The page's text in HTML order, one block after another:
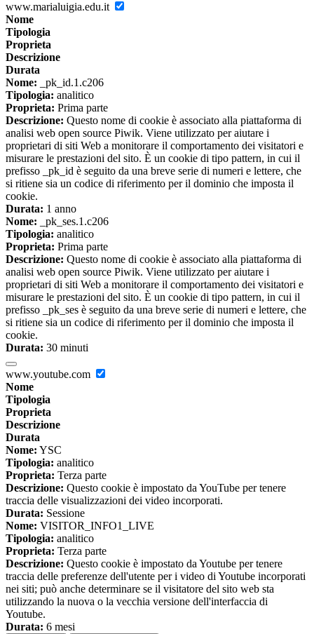
www.marialuigia.edu.it
Nome
Tipologia
Proprieta
Descrizione
Durata
Nome: _pk_id.1.c206
Tipologia: analitico
Proprieta: Prima parte
Descrizione: Questo nome di cookie è associato alla piattaforma di
analisi web open source Piwik. Viene utilizzato per aiutare i
proprietari di siti Web a monitorare il comportamento dei visitatori e
misurare le prestazioni del sito. È un cookie di tipo pattern, in cui il
prefisso _pk_id è seguito da una breve serie di numeri e lettere, che
si ritiene sia un codice di riferimento per il dominio che imposta il
cookie.
Durata: 1 anno
Nome: _pk_ses.1.c206
Tipologia: analitico
Proprieta: Prima parte
Descrizione: Questo nome di cookie è associato alla piattaforma di
analisi web open source Piwik. Viene utilizzato per aiutare i
proprietari di siti Web a monitorare il comportamento dei visitatori e
misurare le prestazioni del sito. È un cookie di tipo pattern, in cui il
prefisso _pk_ses è seguito da una breve serie di numeri e lettere, che
si ritiene sia un codice di riferimento per il dominio che imposta il
cookie.
Durata: 30 minuti
www.youtube.com
Nome
Tipologia
Proprieta
Descrizione
Durata
Nome: YSC
Tipologia: analitico
Proprieta: Terza parte
Descrizione: Questo cookie è impostato da YouTube per tenere
traccia delle visualizzazioni dei video incorporati.
Durata: Sessione
Nome: VISITOR_INFO1_LIVE
Tipologia: analitico
Proprieta: Terza parte
Descrizione: Questo cookie è impostato da Youtube per tenere
traccia delle preferenze dell'utente per i video di Youtube incorporati
nei siti; può anche determinare se il visitatore del sito web sta
utilizzando la nuova o la vecchia versione dell'interfaccia di
Youtube.
Durata: 6 mesi